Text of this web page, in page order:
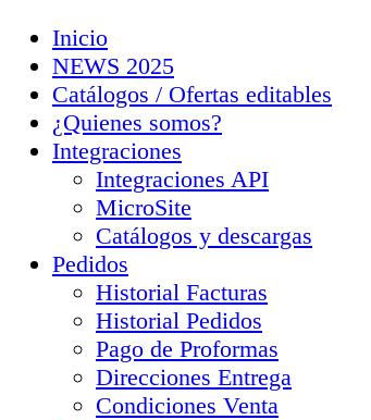
Inicio
NEWS 2025
Catálogos / Ofertas editables
¿Quienes somos?
Integraciones
Integraciones API
MicroSite
Catálogos y descargas
Pedidos
Historial Facturas
Historial Pedidos
Pago de Proformas
Direcciones Entrega
Condiciones Venta